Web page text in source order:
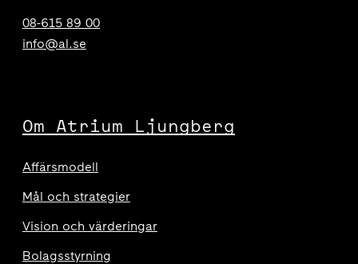
08-615 89 00
info@al.se
Om Atrium Ljungberg
Affärsmodell
Mål och strategier
Vision och värderingar
Bolagsstyrning